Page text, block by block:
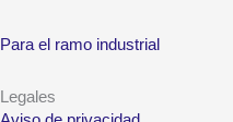
Para el ramo industrial
Legales